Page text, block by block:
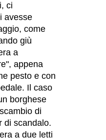
ci
avesse
come
giù
a
appena
pesto e con
Il caso
borghese
di
di scandalo.
a due letti